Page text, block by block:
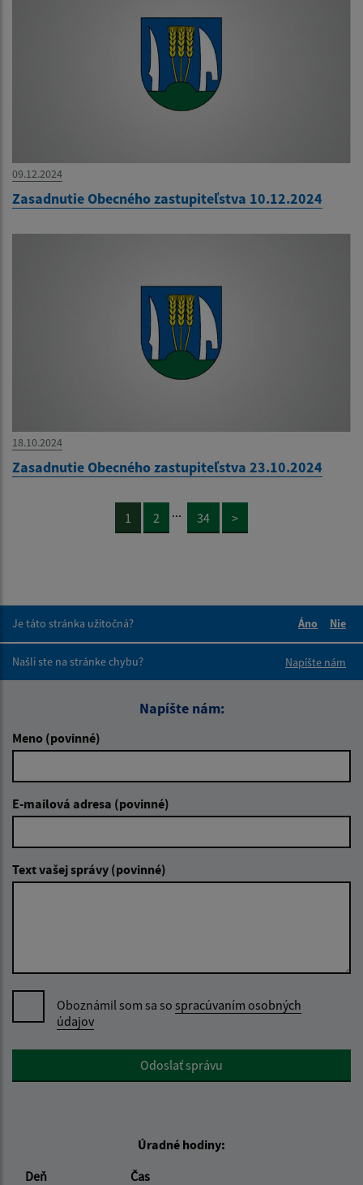
09.12.2024
Zasadnutie Obecného zastupiteľstva 10.12.2024
18.10.2024
Zasadnutie Obecného zastupiteľstva 23.10.2024
1 2 ... 34 >
Je táto stránka užitočná?
Áno
Nie
Našli ste na stránke chybu?
Napíšte nám
Napíšte nám:
Meno (povinné)
E-mailová adresa (povinné)
Text vašej správy (povinné)
Oboznámil som sa so spracúvaním osobných
údajov
Google reCaptcha ResponseOdoslať správu
Úradné hodiny:
Deň
Čas